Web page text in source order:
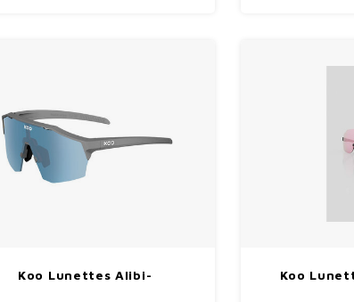
Koo Lunettes Alibi- Koo